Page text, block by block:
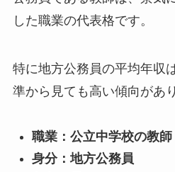
した職業の代表格です。
特に地方公務員の平均年収
準から見ても高い傾向があ
職業：公立中学校の教師
身分：地方公務員